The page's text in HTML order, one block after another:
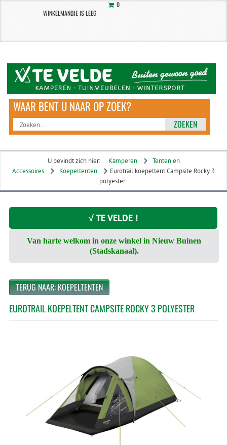
0
WINKELMANDJE IS LEEG
ZOEKEN
U bevindt zich hier: Kamperen
Tenten en
Accessoires
Koepeltenten
Eurotrail koepeltent Campsite Rocky 3
polyester
√ TE VELDE !
Van harte welkom in onze winkel in Nieuw Buinen
(Stadskanaal).
TERUG NAAR: KOEPELTENTEN
EUROTRAIL KOEPELTENT CAMPSITE ROCKY 3 POLYESTER